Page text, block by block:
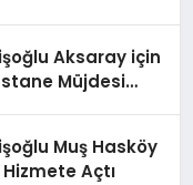
Aksaray için
Müjdesi
Muş Hasköy
Açtı